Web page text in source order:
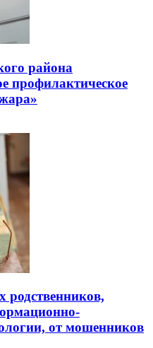
района
профилактическое
родственников,
от мошенников